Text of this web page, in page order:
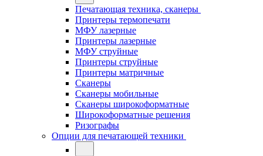
Печатающая техника, сканеры
Принтеры термопечати
МФУ лазерные
Принтеры лазерные
МФУ струйные
Принтеры струйные
Принтеры матричные
Сканеры
Сканеры мобильные
Сканеры широкоформатные
Широкоформатные решения
Ризографы
Опции для печатающей техники